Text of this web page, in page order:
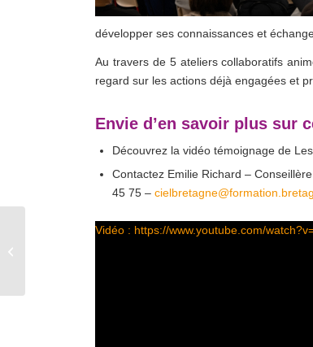
développer ses connaissances et
Au travers de 5 ateliers collaboratifs
regard sur les actions déjà engagées et
Envie d’en savoir plus sur
Découvrez la vidéo témoignage de
Contactez Emilie Richard –
45 75 –
Vidéo : https://www.youtube.com/